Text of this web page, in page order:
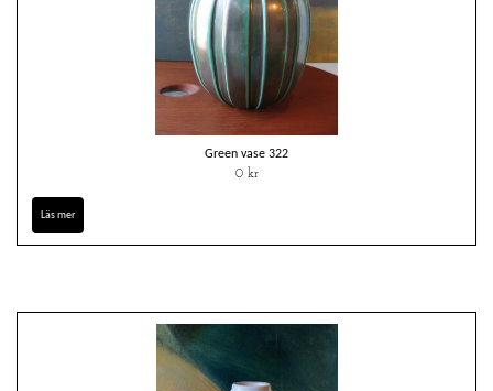
Green vase 322
0 kr
Läs mer